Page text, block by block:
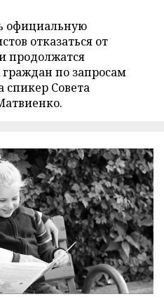
официальную
отказаться от
продолжатся
по запросам
спикер Совета